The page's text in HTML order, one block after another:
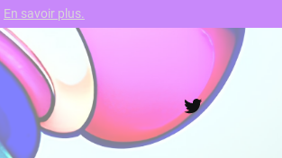
Twitter
En savoir plus.